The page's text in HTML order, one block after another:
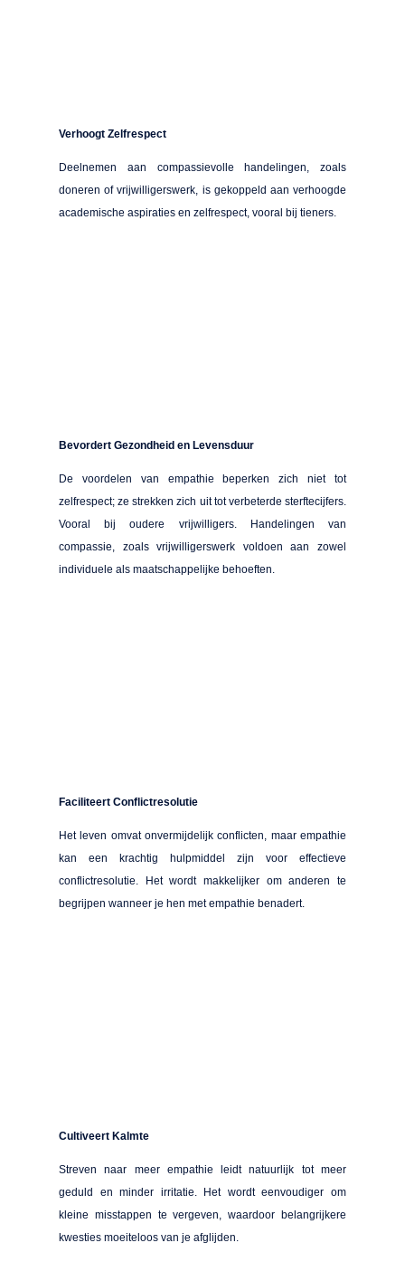
Verhoogt Zelfrespect
Deelnemen aan compassievolle handelingen, zoals
doneren of vrijwilligerswerk, is gekoppeld aan verhoogde
academische aspiraties en zelfrespect, vooral bij tieners.
Bevordert Gezondheid en Levensduur
De voordelen van empathie beperken zich niet tot
zelfrespect; ze strekken zich uit tot verbeterde sterftecijfers.
Vooral bij oudere vrijwilligers. Handelingen van
compassie, zoals vrijwilligerswerk voldoen aan zowel
individuele als maatschappelijke behoeften.
Faciliteert Conflictresolutie
Het leven omvat onvermijdelijk conflicten, maar empathie
kan een krachtig hulpmiddel zijn voor effectieve
conflictresolutie. Het wordt makkelijker om anderen te
begrijpen wanneer je hen met empathie benadert.
Cultiveert Kalmte
Streven naar meer empathie leidt natuurlijk tot meer
geduld en minder irritatie. Het wordt eenvoudiger om
kleine misstappen te vergeven, waardoor belangrijkere
kwesties moeiteloos van je afglijden.